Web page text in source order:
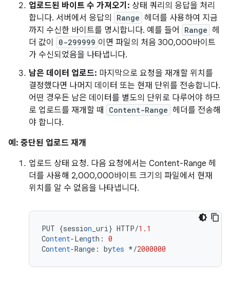
업로드된 바이트 수 가져오기: 상태 쿼리의 응답을 처리
합니다. 서버에서 응답의
Range 헤더를 사용하여 지금
까지 수신한 바이트를 명시합니다. 예를 들어
Range 헤
더 값이
0-299999 이면 파일의 처음 300,000바이트
가 수신되었음을 나타냅니다.
남은 데이터 업로드: 마지막으로 요청을 재개할 위치를
결정했다면 나머지 데이터 또는 현재 단위를 전송합니다.
어떤 경우든 남은 데이터를 별도의 단위로 다루어야 하므
로 업로드를 재개할 때
Content-Range 헤더를 전송해
야 합니다.
예: 중단된 업로드 재개
업로드 상태 요청. 다음 요청에서는 Content-Range 헤
더를 사용해 2,000,000바이트 크기의 파일에서 현재
위치를 알 수 없음을 나타냅니다.
PUT {session _uri} HTTP/1.1
Content-Length : 0
Content-Range : bytes */2000000